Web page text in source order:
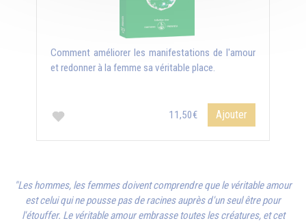
Comment améliorer les manifestations de l'amour
et redonner à la femme sa véritable place.
11,50€ Ajouter
"Les hommes, les femmes doivent comprendre que le véritable amour
est celui qui ne pousse pas de racines auprès d'un seul être pour
l'étouffer. Le véritable amour embrasse toutes les créatures, et cet